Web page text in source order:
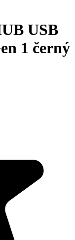
USB
1 černý